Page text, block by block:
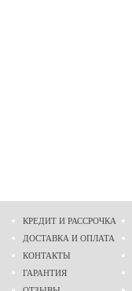
КРЕДИТ И РАССРОЧКА
ДОСТАВКА И ОПЛАТА
КОНТАКТЫ
ГАРАНТИЯ